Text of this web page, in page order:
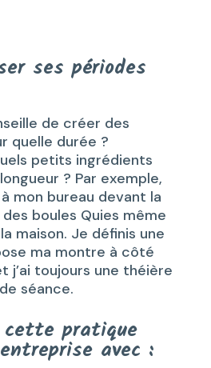
ses périodes
de créer des
quelle durée ?
petits ingrédients
? Par exemple,
mon bureau devant la
boules Quies même
maison. Je définis une
ma montre à côté
j’ai toujours une théière
séance.
pratique
avec :